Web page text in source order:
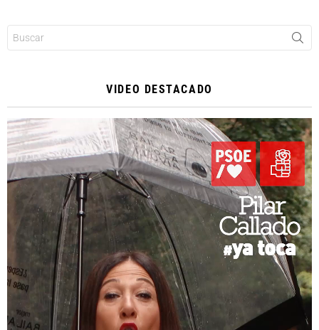
VIDEO DESTACADO
Reproductor
de
vídeo